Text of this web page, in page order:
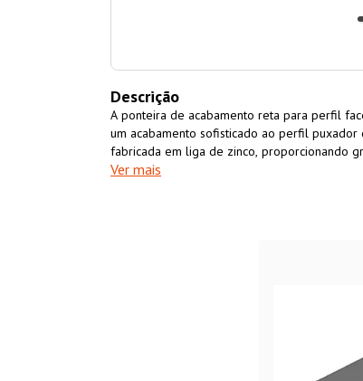
Descrição
A ponteira de acabamento reta para perfil
um acabamento sofisticado ao perfil puxador
fabricada em liga de zinco, proporcionando
ponteira proporciona um toque de elegância
Ver mais